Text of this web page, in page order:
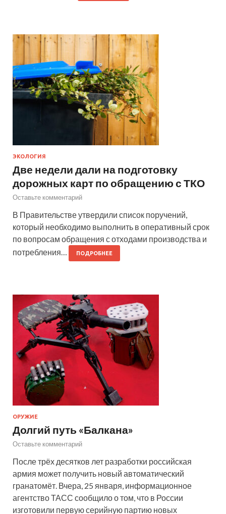
ЭКОЛОГИЯ
Две недели дали на подготовку
дорожных карт по обращению с ТКО
Оставьте комментарий
В Правительстве утвердили список поручений,
который необходимо выполнить в оперативный срок
по вопросам обращения с отходами производства и
потребления…
ПОДРОБНЕЕ
ОРУЖИЕ
Долгий путь «Балкана»
Оставьте комментарий
После трёх десятков лет разработки российская
армия может получить новый автоматический
гранатомёт. Вчера, 25 января, информационное
агентство ТАСС сообщило о том, что в России
изготовили первую серийную партию новых